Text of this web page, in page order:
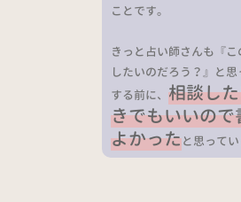
ことです。
きっと占い師さんも『
したいのだろう？』と
する前に、 相談し
きでもいいの
よかったと思ってい